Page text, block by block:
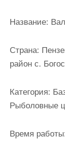
Название:
Страна:
район с.
Категория:
Рыболовные
Время